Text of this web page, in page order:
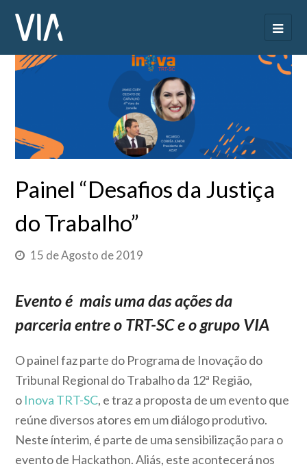
Painel “Desafios da Justiça
do Trabalho”
15 de Agosto de 2019
Evento é mais uma das ações da
parceria entre o TRT-SC e o grupo VIA
O painel faz parte do Programa de Inovação do
Tribunal Regional do Trabalho da 12ª Região,
o Inova TRT-SC, e traz a proposta de um evento que
reúne diversos atores em um diálogo produtivo.
Neste ínterim, é parte de uma sensibilização para o
evento de Hackathon. Aliás, este acontecerá nos